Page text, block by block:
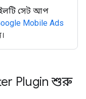
সেট আপ
Mobile Ads
Plugin শুরু